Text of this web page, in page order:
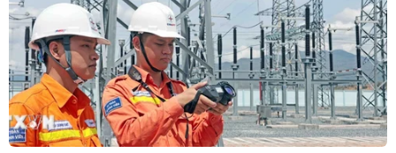
Chủ tịch Trung Quốc khẳng định sẵn sàng
hợp tác với Triều Tiên
28/01/2019 03:34
Ngày 27/1, Tổng Bí thư, Chủ tịch nước Trung Quốc Tập
Cận Bình cùng phu nhân Bành Lệ Viện đã gặp ông Ri